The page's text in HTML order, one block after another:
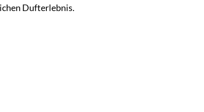
Dufterlebnis.